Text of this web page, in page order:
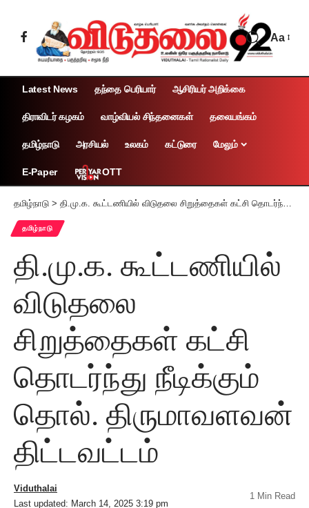
Aa
Latest News தந்தை பெரியார் ஆசிரியர் அறிக்கை
திராவிடர் கழகம் வாழ்வியல் சிந்தனைகள் தலையங்கம்
தமிழ்நாடு அரசியல் உலகம் கட்டுரை மேலும்
E-Paper OTT
தமிழ்நாடு > தி.மு.க. கூட்டணியில் விடுதலை சிறுத்தைகள் கட்சி தொடர்ந்து நீடிக்கும் தொல். திருமாவளவன் திட்டவட்டம்
தமிழ்நாடு
தி.மு.க. கூட்டணியில்
விடுதலை
சிறுத்தைகள் கட்சி
தொடர்ந்து நீடிக்கும்
தொல். திருமாவளவன்
திட்டவட்டம்
Last updated: March 14, 2025 3:19 pm
Viduthalai
1 Min Read